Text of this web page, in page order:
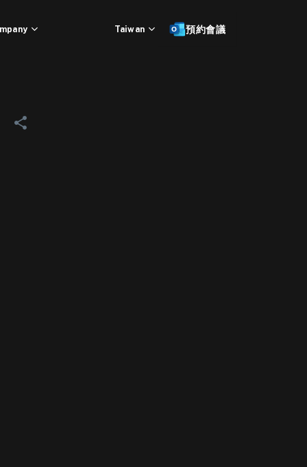
Taiwan 預約會議